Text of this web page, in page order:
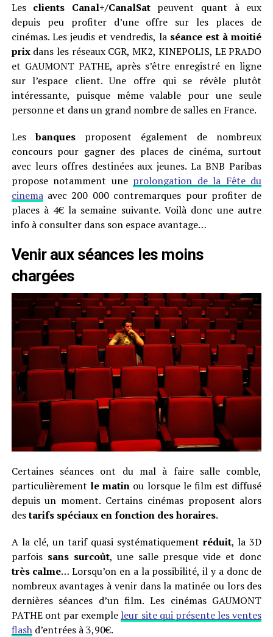
Les clients Canal+/CanalSatpeuvent quant à eux
depuis peu profiter d’une offre sur les places de
cinémas. Les jeudis et vendredis, la séance est à moitié
prixdans les réseaux CGR, MK2, KINEPOLIS, LE PRADO
et GAUMONT PATHE, après s’être enregistré en ligne
sur l’espace client. Une offre qui se révèle plutôt
intéressante, puisque même valable pour une seule
personne et dans un grand nombre de salles en France.
Lesbanquesproposent également de nombreux
concours pour gagner des places de cinéma, surtout
avec leurs offres destinées aux jeunes. La BNB Paribas
propose notamment une prolongation de la Fête du
cinemaavec 200 000 contremarques pour profiter de
places à 4€ la semaine suivante. Voilà donc une autre
info à consulter dans son espace avantage…
Venir aux séances les moins
chargées
Certaines séances ont du mal à faire salle comble,
particulièrement le matin ou lorsque le film est diffusé
depuis un moment. Certains cinémas proposent alors
destarifs spéciaux en fonction des horaires.
A la clé, un tarif quasi systématiquementréduit, la 3D
parfois sans surcoût, une salle presque vide et donc
très calme… Lorsqu’on en a la possibilité, il y a donc de
nombreux avantages à venir dans la matinée ou lors des
dernières séances d’un film. Les cinémas GAUMONT
PATHE ont par exemple leur site qui présente les ventes
flashd’entrées à 3,90€.